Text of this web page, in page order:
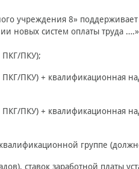
учреждения 8»
новых систем оплаты труда
ПКГ/ПКУ);
ПКУ) + квалификационная
ПКУ) + квалификационная
группе
ставок заработной платы